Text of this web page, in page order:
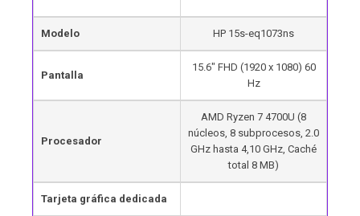
Modelo HP 15s-eq1073ns
Pantalla
15.6″ FHD (1920 x 1080) 60
Hz
Procesador
AMD Ryzen 7 4700U (8
núcleos, 8 subprocesos, 2.0
GHz hasta 4,10 GHz, Caché
total 8 MB)
Tarjeta gráfica dedicada